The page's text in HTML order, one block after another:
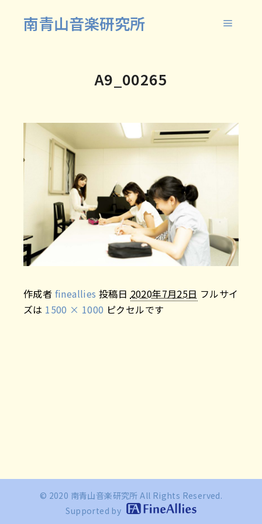
南青山音楽研究所
A9_00265
作成者 fineallies 投稿日 2020年7月25日 フルサイ
ズは 1500 × 1000 ピクセルです
© 2020 南青山音楽研究所 All Rights Reserved.
Supported by